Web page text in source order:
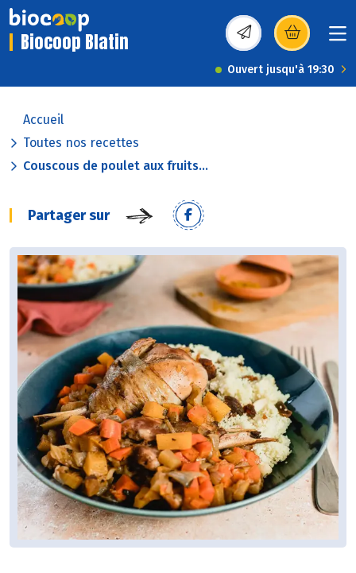
Biocoop Blatin (s’ouvre dans une
Ouvert jusqu'à 19:30
Accueil
Toutes nos recettes
Couscous de poulet aux fruits...
Partager sur